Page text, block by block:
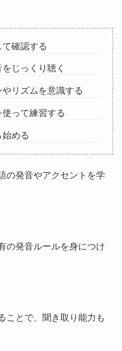
確認する
じっくり聴く
リズムを意識する
って練習する
める
の発音やアクセントを学
の発音ルールを身につけ
ことで、聞き取り能力も